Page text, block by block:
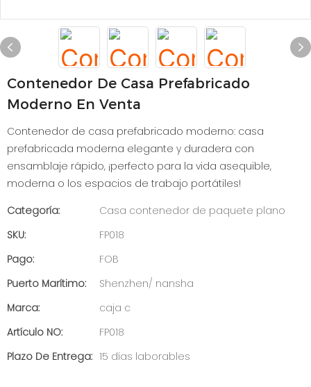
Contenedor De Casa Prefabricado
Moderno En Venta
Contenedor de casa prefabricado moderno: casa
prefabricada moderna elegante y duradera con
ensamblaje rápido, ¡perfecto para la vida asequible,
moderna o los espacios de trabajo portátiles!
Categoría:
Casa contenedor de paquete plano
SKU:
FP018
Pago:
FOB
Puerto Marítimo:
Shenzhen/ nansha
Marca:
caja c
Artículo NO:
FP018
Plazo De Entrega: 15 días laborables